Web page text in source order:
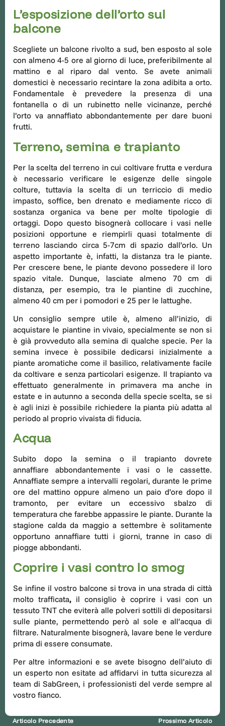
L’esposizione dell’orto sul
balcone
Scegliete un balcone rivolto a sud, ben esposto al sole
con almeno 4-5 ore al giorno di luce, preferibilmente al
mattino e al riparo dal vento. Se avete animali
domestici è necessario recintare la zona adibita a orto.
Fondamentale è prevedere la presenza di una
fontanella o di un rubinetto nelle vicinanze, perché
l’orto va annaffiato abbondantemente per dare buoni
frutti.
Terreno, semina e trapianto
Per la scelta del terreno in cui coltivare frutta e verdura
è necessario verificare le esigenze delle singole
colture, tuttavia la scelta di un terriccio di medio
impasto, soffice, ben drenato e mediamente ricco di
sostanza organica va bene per molte tipologie di
ortaggi. Dopo questo bisognerà collocare i vasi nelle
posizioni opportune e riempirli quasi totalmente di
terreno lasciando circa 5-7cm di spazio dall’orlo. Un
aspetto importante è, infatti, la distanza tra le piante.
Per crescere bene, le piante devono possedere il loro
spazio vitale. Dunque, lasciate almeno 70 cm di
distanza, per esempio, tra le piantine di zucchine,
almeno 40 cm per i pomodori e 25 per le lattughe.
Un consiglio sempre utile è, almeno all’inizio, di
acquistare le piantine in vivaio, specialmente se non si
è già provveduto alla semina di qualche specie. Per la
semina invece è possibile dedicarsi inizialmente a
piante aromatiche come il basilico, relativamente facile
da coltivare e senza particolari esigenze. Il trapianto va
effettuato generalmente in primavera ma anche in
estate e in autunno a seconda della specie scelta, se si
è agli inizi è possibile richiedere la pianta più adatta al
periodo al proprio vivaista di fiducia.
Acqua
Subito dopo la semina o il trapianto dovrete
annaffiare abbondantemente i vasi o le cassette.
Annaffiate sempre a intervalli regolari, durante le prime
ore del mattino oppure almeno un paio d’ore dopo il
tramonto, per evitare un eccessivo sbalzo di
temperatura che farebbe appassire le piante. Durante la
stagione calda da maggio a settembre è solitamente
opportuno annaffiare tutti i giorni, tranne in caso di
piogge abbondanti.
Coprire i vasi contro lo smog
Se infine il vostro balcone si trova in una strada di città
molto trafficata, il consiglio è coprire i vasi con un
tessuto TNT che eviterà alle polveri sottili di depositarsi
sulle piante, permettendo però al sole e all’acqua di
filtrare. Naturalmente bisognerà, lavare bene le verdure
prima di essere consumate.
Per altre informazioni e se avete bisogno dell’aiuto di
un esperto non esitate ad affidarvi in tutta sicurezza al
team di SabGreen, i professionisti del verde sempre al
vostro fianco.
Articolo Precedente Prossimo Articolo